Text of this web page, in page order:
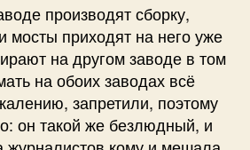
производят сборку,
мосты приходят на него уже
на другом заводе в том
на обоих заводах всё
запретили, поэтому
он такой же безлюдный, и